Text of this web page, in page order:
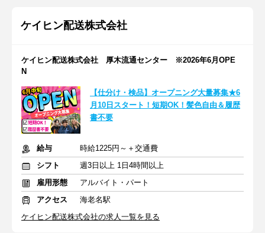
ケイヒン配送株式会社
ケイヒン配送株式会社 厚木流通センター ※2026年6月OPE
N
【仕分け・検品】オープニング大量募集★6
月10日スタート！短期OK！髪色自由＆履歴
書不要
給与
時給1225円～＋交通費
シフト
週3日以上 1日4時間以上
雇用形態
アルバイト・パート
アクセス
海老名駅
ケイヒン配送株式会社の求人一覧を見る